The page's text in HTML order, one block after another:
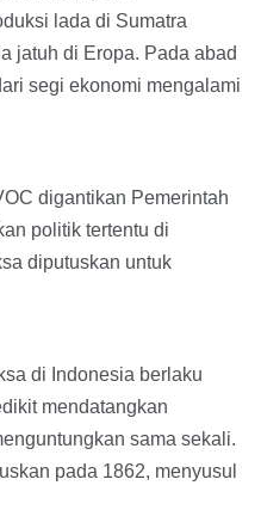
lada di Sumatra
jatuh di Eropa. Pada abad
segi ekonomi mengalami
digantikan Pemerintah
politik tertentu di
diputuskan untuk
di Indonesia berlaku
mendatangkan
sama sekali.
pada 1862, menyusul